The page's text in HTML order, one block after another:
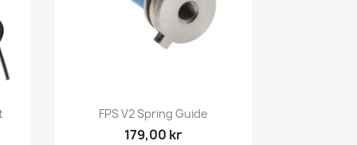
Snabbvy
FPS V2 Spring Guide
179,00 kr